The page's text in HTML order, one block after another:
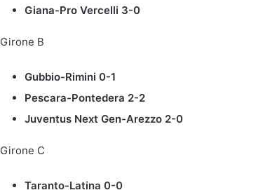
Giana-Pro Vercelli 3-0
Girone B
Gubbio-Rimini 0-1
Pescara-Pontedera 2-2
Juventus Next Gen-Arezzo 2-0
Girone C
Taranto-Latina 0-0